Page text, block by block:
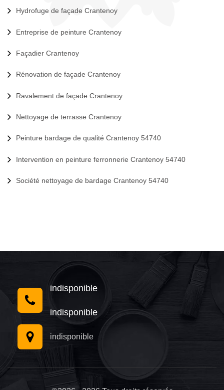
Hydrofuge de façade Crantenoy
Entreprise de peinture Crantenoy
Façadier Crantenoy
Rénovation de façade Crantenoy
Ravalement de façade Crantenoy
Nettoyage de terrasse Crantenoy
Peinture bardage de qualité Crantenoy 54740
Intervention en peinture ferronnerie Crantenoy 54740
Société nettoyage de bardage Crantenoy 54740
indisponible
indisponible
indisponible